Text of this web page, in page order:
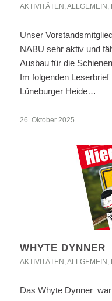
AKTIVITÄTEN ,ALLGEMEIN ,
Unser
NABU sehr aktiv und
Ausbau für die
Im folgenden
Lüneburger Heide…
26. Oktober 2025
WHYTE DYNNER
AKTIVITÄTEN ,ALLGEMEIN ,
Das Whyte Dynner